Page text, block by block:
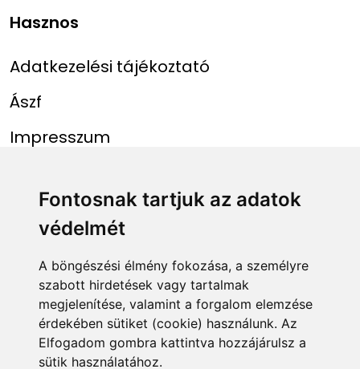
Fontosnak tartjuk az adatok
védelmét
A böngészési élmény fokozása, a személyre
szabott hirdetések vagy tartalmak
megjelenítése, valamint a forgalom elemzése
érdekében sütiket (cookie) használunk. Az
Elfogadom gombra kattintva hozzájárulsz a
sütik használatához.
Hasznos
Adatkezelési tájékoztató
Ászf
Impresszum
Menü
Főoldal
Rekordlista
Abszolút rekordlista
Rekord bejelentése
Linkek
mohosz.hu
horgaszjegy.hu